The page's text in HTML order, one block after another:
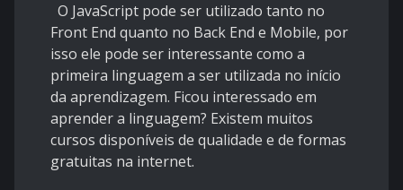
O JavaScript pode ser utilizado tanto no
Front End quanto no Back End e Mobile, por
isso ele pode ser interessante como a
primeira linguagem a ser utilizada no início
da aprendizagem. Ficou interessado em
aprender a linguagem? Existem muitos
cursos disponíveis de qualidade e de formas
gratuitas na internet.